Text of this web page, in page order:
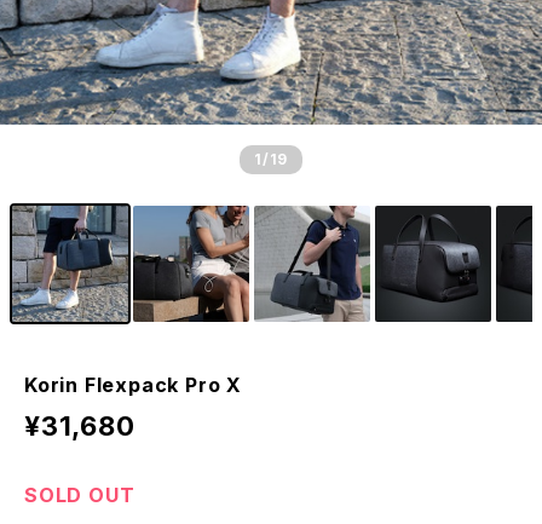
1 /19
Korin Flexpack Pro X
¥31,680
SOLD OUT